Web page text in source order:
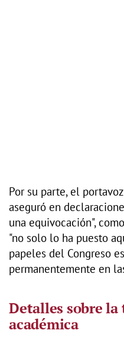
Por su parte, el
aseguró en
una equivocación",
"no solo lo ha puesto
papeles del Congreso
permanentemente en
Detalles sobre
académica